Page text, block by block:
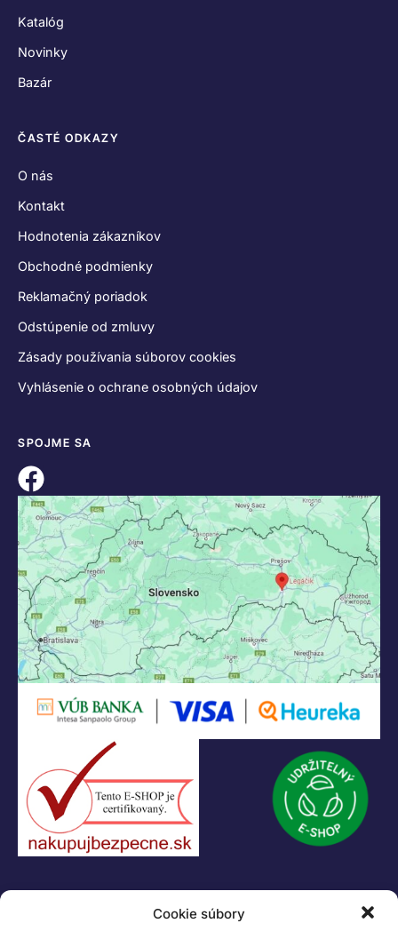
Cookie súbory
Katalóg
Novinky
Bazár
ČASTÉ ODKAZY
O nás
Kontakt
Hodnotenia zákazníkov
Obchodné podmienky
Reklamačný poriadok
Odstúpenie od zmluvy
Zásady používania súborov cookies
Vyhlásenie o ochrane osobných údajov
SPOJME SA